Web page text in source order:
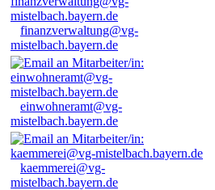
finanzverwaltung@vg-
mistelbach.bayern.de
einwohneramt@vg-
mistelbach.bayern.de
kaemmerei@vg-
mistelbach.bayern.de